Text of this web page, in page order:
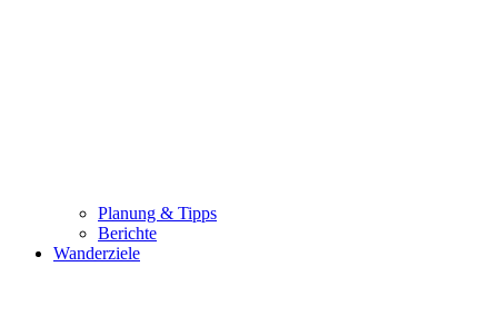
Planung & Tipps
Berichte
Wanderziele